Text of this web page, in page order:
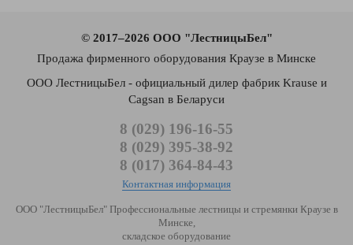
© 2017–2026 ООО "ЛестницыБел"
Продажа фирменного оборудования Краузе в Минске
ООО ЛестницыБел - официальный дилер фабрик Krause и
Cagsan в Беларуси
8 (029) 196-16-55
8 (029) 395-38-92
8 (017) 364-84-43
Контактная информация
ООО "ЛестницыБел" Профессиональные лестницы и стремянки Краузе в
Минске,
складское оборудование